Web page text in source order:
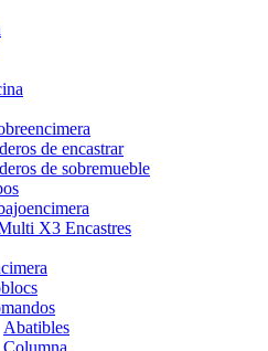
de encastrar
de sobremueble
X3 Encastres
Abatibles
Columna